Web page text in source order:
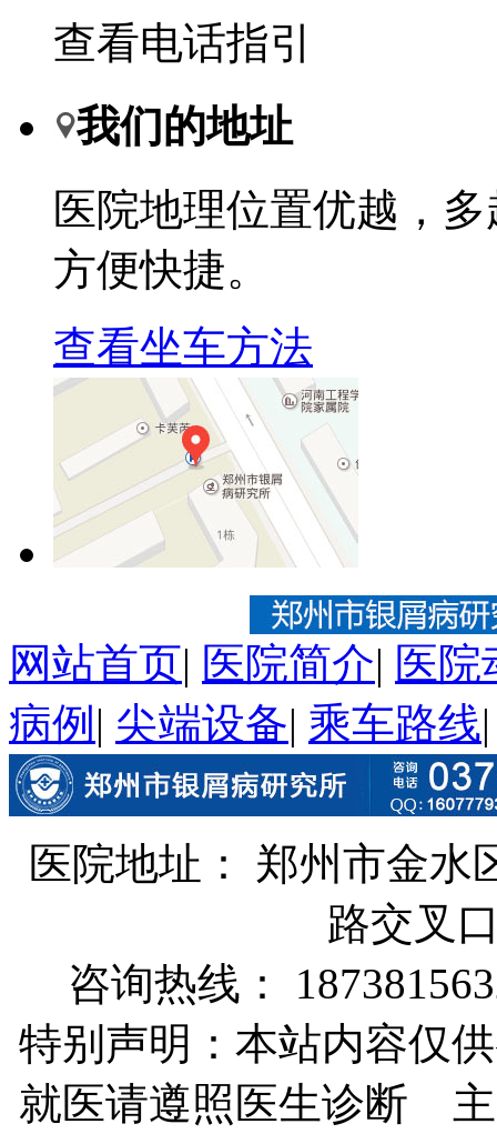
查看电话指引
我们的地址
医院地理位置优越，
方便快捷。
查看坐车方法
网站首页| 医院简介| 医院
病例 | 尖端设备| 乘车路线
医院地址： 郑州市金水
路交叉
咨询热线：
特别声明：本站内容仅
就医请遵照医生诊断